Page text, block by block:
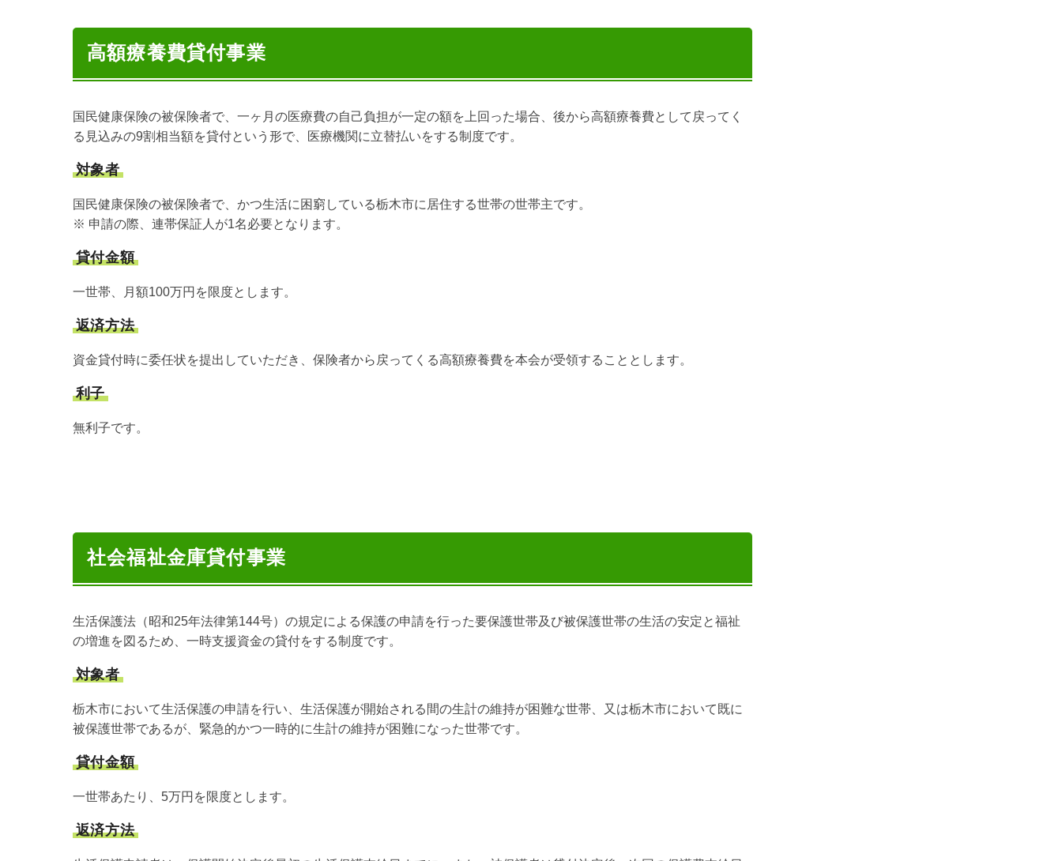
高額療養費貸付事業
国民健康保険の被保険者で、一ヶ月の医療費の自己負担が一定の額を上回った場合、後から高額療養費として戻ってく
る見込みの9割相当額を貸付という形で、医療機関に立替払いをする制度です。
対象者
国民健康保険の被保険者で、かつ生活に困窮している栃木市に居住する世帯の世帯主です。
※ 申請の際、連帯保証人が1名必要となります。
貸付金額
一世帯、月額100万円を限度とします。
返済方法
資金貸付時に委任状を提出していただき、保険者から戻ってくる高額療養費を本会が受領することとします。
利子
無利子です。
社会福祉金庫貸付事業
生活保護法（昭和25年法律第144号）の規定による保護の申請を行った要保護世帯及び被保護世帯の生活の安定と福祉
の増進を図るため、一時支援資金の貸付をする制度です。
対象者
栃木市において生活保護の申請を行い、生活保護が開始される間の生計の維持が困難な世帯、又は栃木市において既に
被保護世帯であるが、緊急的かつ一時的に生計の維持が困難になった世帯です。
貸付金額
一世帯あたり、5万円を限度とします。
返済方法